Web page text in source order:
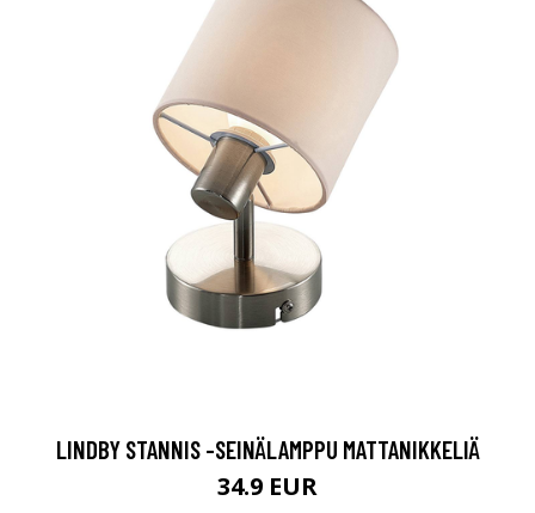
LINDBY STANNIS -SEINÄLAMPPU MATTANIKKELIÄ
34.9 EUR